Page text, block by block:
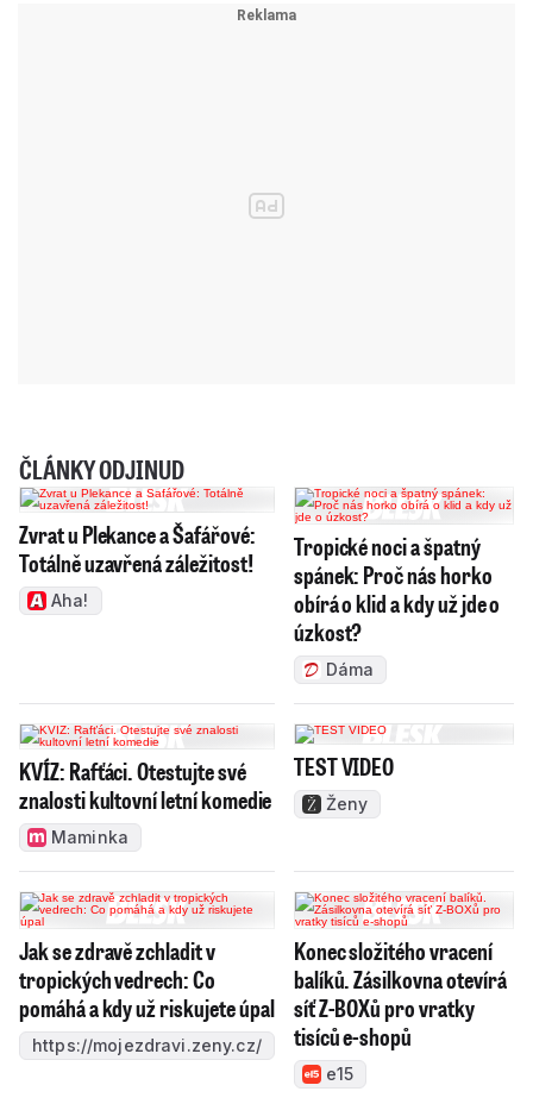
ČLÁNKY ODJINUD
Zvrat u Plekance a Šafářové:
Totálně uzavřená záležitost!
Aha!
Tropické noci a špatný
spánek: Proč nás horko
obírá o klid a kdy už jde o
úzkost?
Dáma
KVÍZ: Rafťáci. Otestujte své
znalosti kultovní letní komedie
Maminka
TEST VIDEO
Ženy
Jak se zdravě zchladit v
tropických vedrech: Co
pomáhá a kdy už riskujete úpal
https://mojezdravi.zeny.cz/
Konec složitého vracení
balíků. Zásilkovna otevírá
síť Z-BOXů pro vratky
tisíců e-shopů
e15